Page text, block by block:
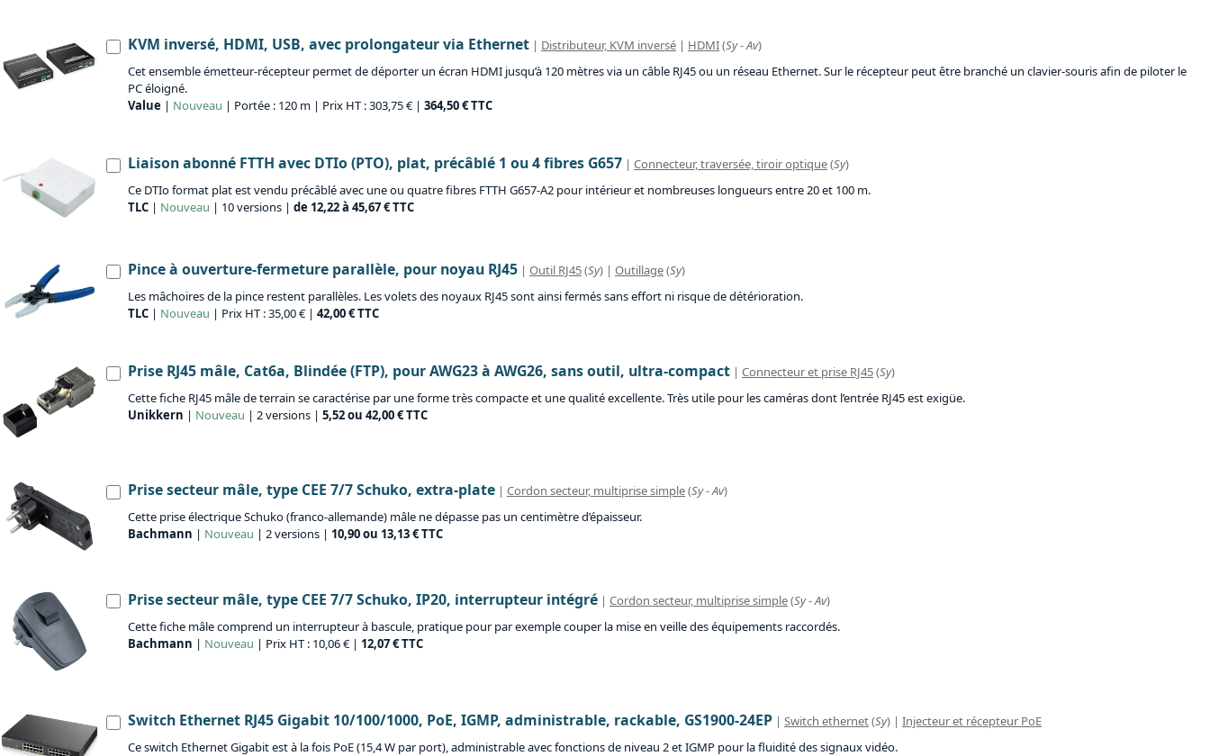
KVM inversé, HDMI, USB, avec prolongateur via Ethernet | Distributeur, KVM inversé | HDMI(Sy-Av)
Cet ensemble émetteur-récepteur permet de déporter un écran HDMI jusqu’à 120 mètres via un câble RJ45 ou un réseau Ethernet. Sur le récepteur peut être branché un clavier-souris afin de piloter le
PC éloigné.
Value | Nouveau | Portée : 120 m | Prix HT : 303,75 € | 364,50 € TTC
Liaison abonné FTTH avec DTIo (PTO), plat, précâblé 1 ou 4 fibres G657 | Connecteur, traversée, tiroir optique(Sy)
Ce DTIo format plat est vendu précâblé avec une ou quatre fibres FTTH G657-A2 pour intérieur et nombreuses longueurs entre 20 et 100 m.
TLC | Nouveau | 10 versions | de 12,22 à 45,67 € TTC
Pince à ouverture-fermeture parallèle, pour noyau RJ45 | Outil RJ45(Sy) | Outillage(Sy)
Les mâchoires de la pince restent parallèles. Les volets des noyaux RJ45 sont ainsi fermés sans effort ni risque de détérioration.
TLC | Nouveau | Prix HT : 35,00 € | 42,00 € TTC
Prise RJ45 mâle, Cat6a, Blindée (FTP), pour AWG23 à AWG26, sans outil, ultra-compact | Connecteur et prise RJ45(Sy)
Cette fiche RJ45 mâle de terrain se caractérise par une forme très compacte et une qualité excellente. Très utile pour les caméras dont l’entrée RJ45 est exigüe.
Unikkern | Nouveau | 2 versions | 5,52 ou 42,00 € TTC
Prise secteur mâle, type CEE 7/7 Schuko, extra-plate | Cordon secteur, multiprise simple(Sy-Av)
Cette prise électrique Schuko (franco-allemande) mâle ne dépasse pas un centimètre d’épaisseur.
Bachmann | Nouveau | 2 versions | 10,90 ou 13,13 € TTC
Prise secteur mâle, type CEE 7/7 Schuko, IP20, interrupteur intégré | Cordon secteur, multiprise simple(Sy-Av)
Cette fiche mâle comprend un interrupteur à bascule, pratique pour par exemple couper la mise en veille des équipements raccordés.
Bachmann | Nouveau | Prix HT : 10,06 € | 12,07 € TTC
Switch Ethernet RJ45 Gigabit 10/100/1000, PoE, IGMP, administrable, rackable, GS1900-24EP | Switch ethernet(Sy) | Injecteur et récepteur PoE
Ce switch Ethernet Gigabit est à la fois PoE (15,4 W par port), administrable avec fonctions de niveau 2 et IGMP pour la fluidité des signaux vidéo.